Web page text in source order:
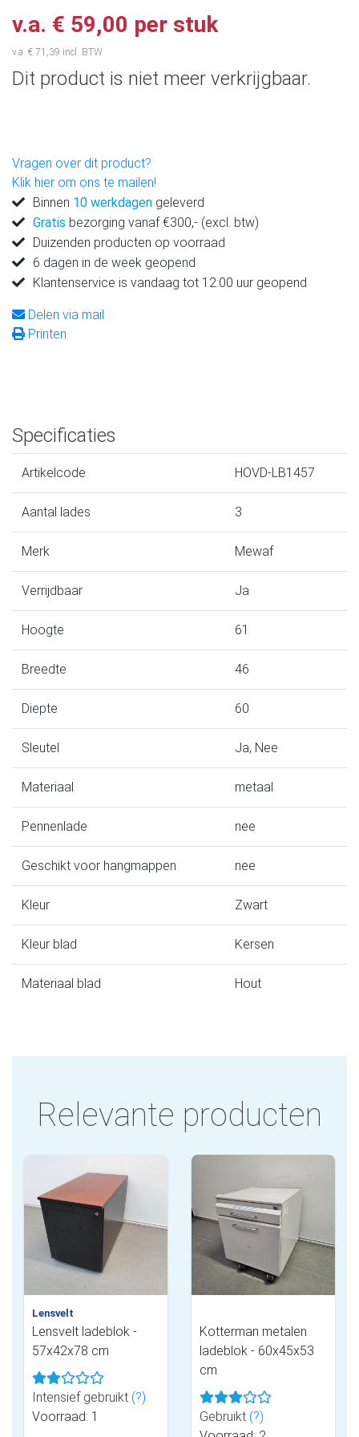
v.a. € 59,00 per stuk
v.a. € 71,39 incl. BTW
Dit product is niet meer verkrijgbaar.
Vragen over dit product?
Klik hier om ons te mailen!
Binnen 10 werkdagen geleverd
Gratis bezorging vanaf €300,- (excl. btw)
Duizenden producten op voorraad
6 dagen in de week geopend
Klantenservice is vandaag tot 12:00 uur geopend
Delen via mail
Printen
Specificaties
Artikelcode HOVD-LB1457
Aantal lades 3
Merk Mewaf
Verrijdbaar Ja
Hoogte 61
Breedte 46
Diepte 60
Sleutel Ja, Nee
Materiaal metaal
Pennenlade nee
Geschikt voor hangmappen nee
Kleur Zwart
Kleur blad Kersen
Materiaal blad Hout
Relevante producten
Lensvelt
Lensvelt ladeblok -
57x42x78 cm
Intensief gebruikt (?)
Voorraad: 1
Kotterman metalen
ladeblok - 60x45x53
cm
Gebruikt (?)